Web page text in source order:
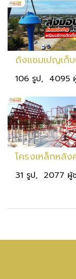
106 รูป, 4095
โครงเหล็กหลัง
31 รูป, 2077 ผู้